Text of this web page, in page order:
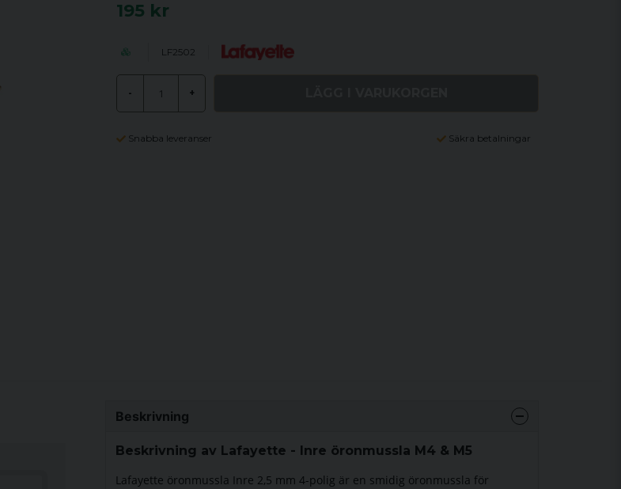
195 kr
LF2502
- +
Snabba leveranser Säkra betalningar
Beskrivning
Beskrivning av Lafayette - Inre öronmussla M4 & M5
Lafayette öronmussla Inre 2,5 mm 4-polig är en smidig öronmussla för